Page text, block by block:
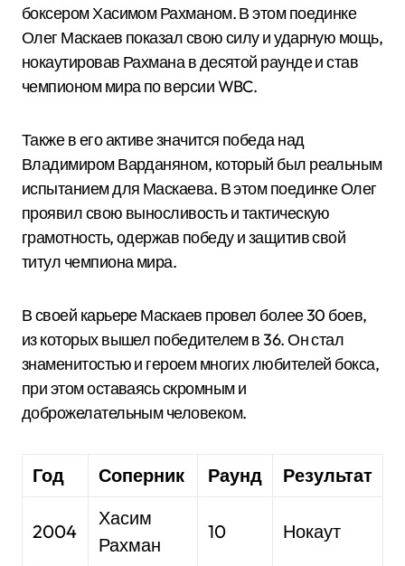
боксером Хасимом Рахманом. В этом поединке
Олег Маскаев показал свою силу и ударную мощь,
нокаутировав Рахмана в десятой раунде и став
чемпионом мира по версии WBC.
Также в его активе значится победа над
Владимиром Варданяном, который был реальным
испытанием для Маскаева. В этом поединке Олег
проявил свою выносливость и тактическую
грамотность, одержав победу и защитив свой
титул чемпиона мира.
В своей карьере Маскаев провел более 30 боев,
из которых вышел победителем в 36. Он стал
знаменитостью и героем многих любителей бокса,
при этом оставаясь скромным и
доброжелательным человеком.
Год Соперник Раунд Результат
2004
Хасим
Рахман
10 Нокаут